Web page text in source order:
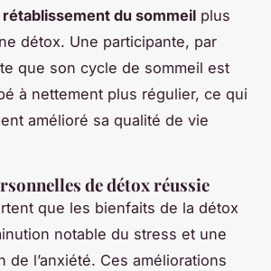
rétablissement du sommeil plus
détox. Une participante, par
que son cycle de sommeil est
à nettement plus régulier, ce qui
amélioré sa qualité de vie
de détox réussie
que les bienfaits de la détox
notable du stress et une
de l’anxiété. Ces améliorations